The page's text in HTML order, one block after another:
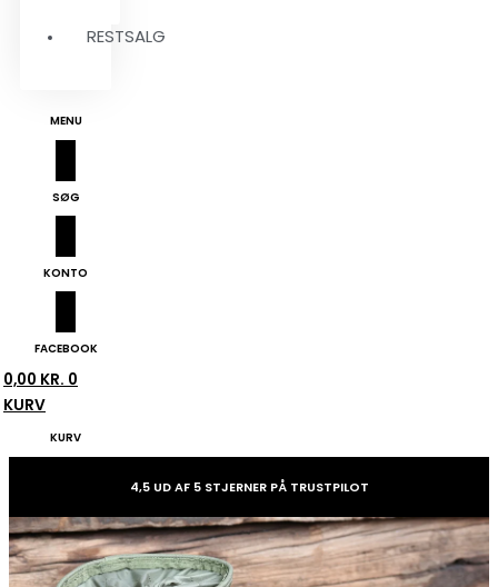
RESTSALG
MENU
SØG
KONTO
FACEBOOK
0,00 KR. 0
KURV
KURV
4,5 UD AF 5 STJERNER PÅ TRUSTPILOT